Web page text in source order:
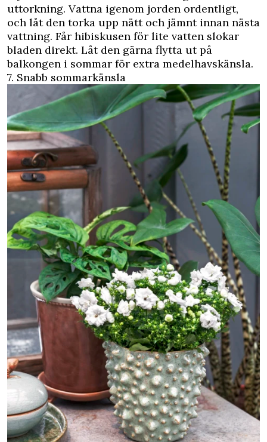
uttorkning. Vattna igenom jorden ordentligt,
och låt den torka upp nätt och jämnt innan nästa
vattning. Får hibiskusen för lite vatten slokar
bladen direkt. Låt den gärna flytta ut på
balkongen i sommar för extra medelhavskänsla.
7. Snabb sommarkänsla